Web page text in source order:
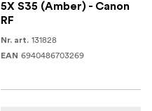
5X S35 (Amber) - Canon
RF
Nr. art. 131828
EAN 6940486703269